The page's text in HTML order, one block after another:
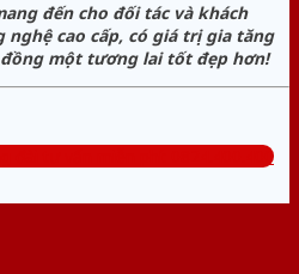
đến cho đối tác và khách
nghệ cao cấp, có giá trị gia tăng
một tương lai tốt đẹp hơn!
đài tư vấn miễn phí: 0824.400.400